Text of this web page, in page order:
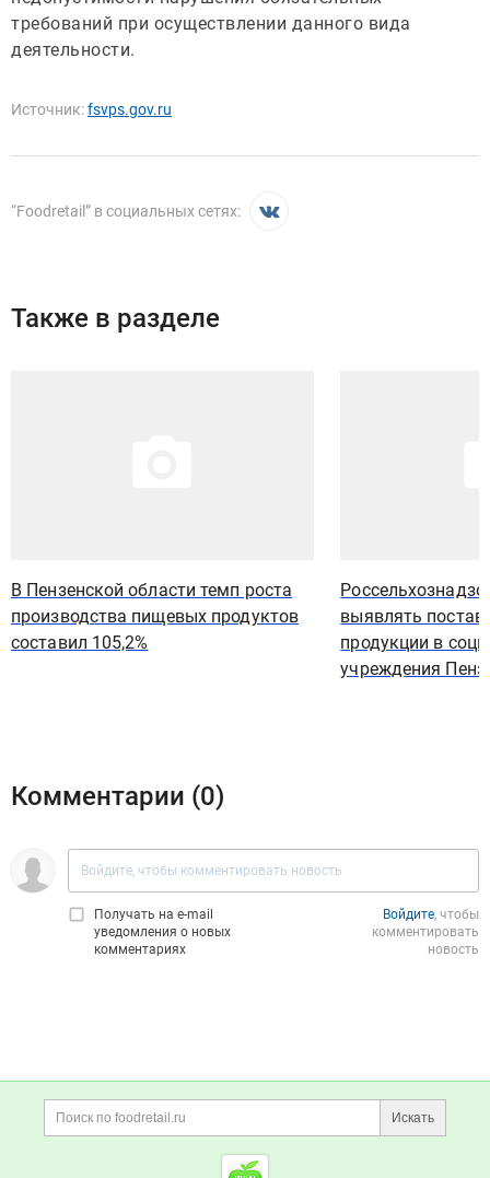
требований при осуществлении данного вида
деятельности.
Источник:fsvps.gov.ru
“Foodretail” в социальных сетях:
Также в разделе
В Пензенской области темп роста
производства пищевых продуктов
составил 105,2%
выявлять
продукции в
учреждения
Комментарии (0)
Получать на e‑mail
уведомления о новых
комментариях
Войдите, чтобы
комментировать
новость
Дополнительная информация
Поиск по сайту и
Искать
Cсылки на полезные